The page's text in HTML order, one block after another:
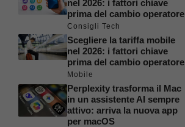
nel 2026: i fattori chiave
prima del cambio operatore
Consigli Tech
Scegliere la tariffa mobile
nel 2026: i fattori chiave
prima del cambio operatore
Mobile
Perplexity trasforma il Mac
in un assistente AI sempre
attivo: arriva la nuova app
per macOS